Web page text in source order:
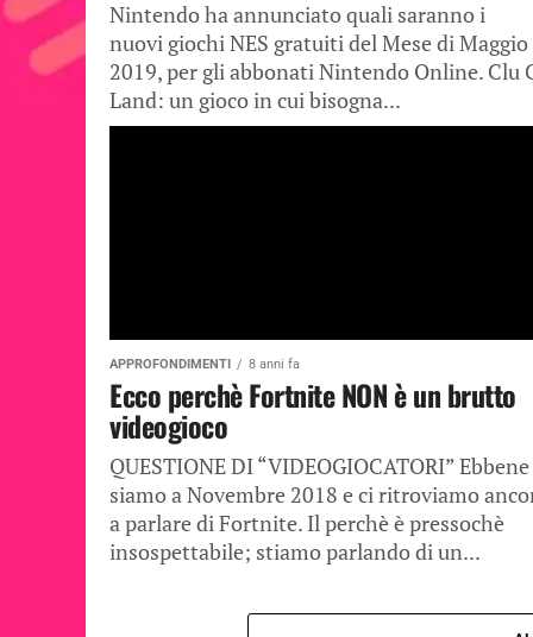
Nintendo ha annunciato quali saranno i
nuovi giochi NES gratuiti del Mese di Maggio
2019, per gli abbonati Nintendo Online. Clu
Land: un gioco in cui bisogna...
APPROFONDIMENTI 8 anni fa
Ecco perchè Fortnite NON è un brutto
videogioco
QUESTIONE DI “VIDEOGIOCATORI”
siamo a Novembre 2018 e ci ritroviamo
a parlare di Fortnite. Il perchè è pressochè
insospettabile; stiamo parlando di un...